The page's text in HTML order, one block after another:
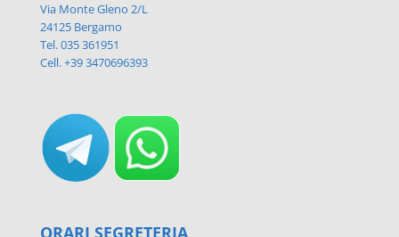
Via Monte Gleno 2/L
24125 Bergamo
Tel. 035 361951
Cell. +39 3470696393